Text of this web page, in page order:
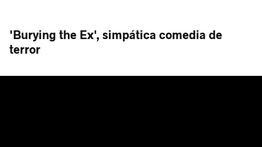
'Burying the Ex', simpática comedia de
terror